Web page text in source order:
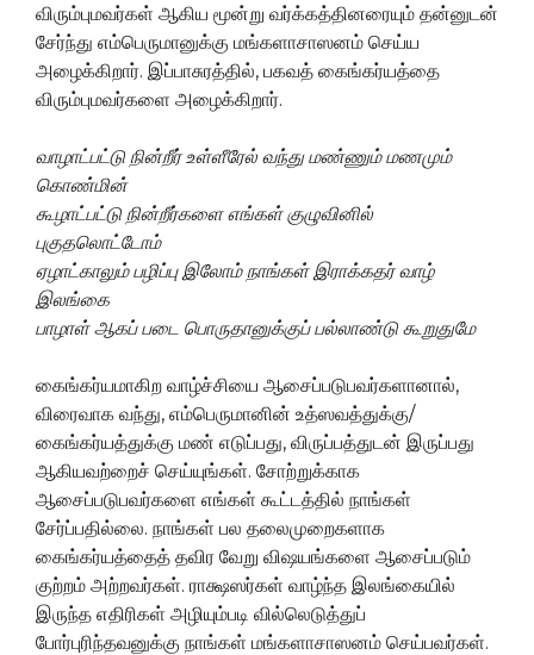
விரும்புமவர்கள் ஆகிய மூன்று வர்க்கத்தினரையும் தன்னுடன்
சேர்ந்து எம்பெருமானுக்கு மங்களாசாஸனம் செய்ய
அழைக்கிறார். இப்பாசுரத்தில், பகவத் கைங்கர்யத்தை
விரும்புமவர்களை அழைக்கிறார்.
வாழாட்பட்டு நின்றீர் உள்ளீரேல் வந்துமண்ணும் மணமும்
கொண்மின்
கூழாட்பட்டு நின்றீர்களை எங்கள் குழுவினில்
புகுதலொட்டோம்
ஏழாட்காலும் பழிப்பு இலோம் நாங்கள் இராக்கதர் வாழ்
இலங்கை
பாழாள் ஆகப் படை பொருதானுக்குப் பல்லாண்டு கூறுதுமே
கைங்கர்யமாகிற வாழ்ச்சியை ஆசைப்படுபவர்களானால்,
விரைவாக வந்து, எம்பெருமானின் உத்ஸவத்துக்கு/
கைங்கர்யத்துக்கு மண் எடுப்பது, விருப்பத்துடன் இருப்பது
ஆகியவற்றைச் செய்யுங்கள். சோற்றுக்காக
ஆசைப்படுபவர்களை எங்கள் கூட்டத்தில் நாங்கள்
சேர்ப்பதில்லை. நாங்கள் பல தலைமுறைகளாக
கைங்கர்யத்தைத் தவிர வேறு விஷயங்களை ஆசைப்படும்
குற்றம் அற்றவர்கள். ராக்ஷஸர்கள் வாழ்ந்த இலங்கையில்
இருந்த எதிரிகள் அழியும்படி வில்லெடுத்துப்
போர்புரிந்தவனுக்கு நாங்கள் மங்களாசாஸனம் செய்பவர்கள்.